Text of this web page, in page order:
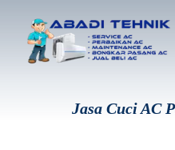
Jasa Cuci AC